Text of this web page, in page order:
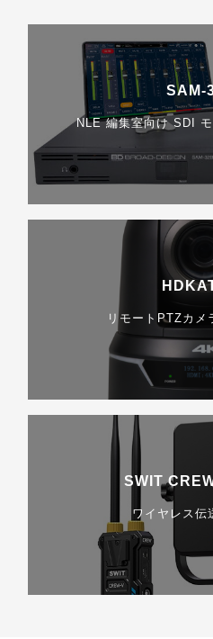
SAM-
NLE 編集室向け SDI
リモートPTZカメ
SWIT
ワイヤレス伝